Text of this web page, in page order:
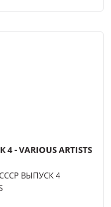
- VARIOUS ARTISTS
ВЫПУСК 4